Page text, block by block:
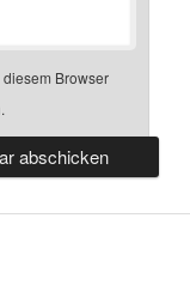
Browser